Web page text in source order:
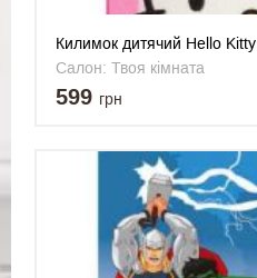
Килимок дитячий Hello Kitty
Салон: Твоя кімната
599 грн